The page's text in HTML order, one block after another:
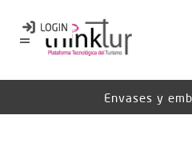
Envases y